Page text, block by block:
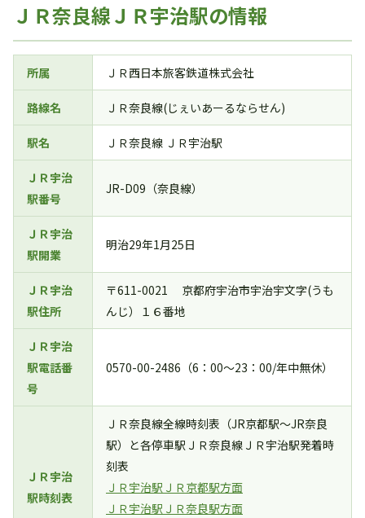
ＪＲ奈良線ＪＲ宇治駅の情報
所属 ＪＲ西日本旅客鉄道株式会社
路線名 ＪＲ奈良線(じぇいあーるならせん)
駅名 ＪＲ奈良線 ＪＲ宇治駅
ＪＲ宇治
駅番号
JR-D09（奈良線）
ＪＲ宇治
駅開業
明治29年1月25日
ＪＲ宇治
駅住所
〒611-0021 京都府宇治市宇治宇文字(うも
んじ）１６番地
ＪＲ宇治
駅電話番
号
0570-00-2486（6：00～23：00/年中無休）
ＪＲ宇治
駅時刻表
ＪＲ奈良線全線時刻表（JR京都駅～JR奈良
駅）と各停車駅ＪＲ奈良線ＪＲ宇治駅発着時
刻表
ＪＲ宇治駅ＪＲ京都駅方面
ＪＲ宇治駅ＪＲ奈良駅方面